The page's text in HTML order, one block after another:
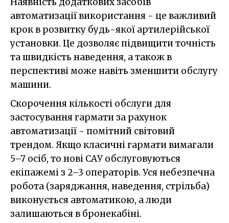
Наявність додаткових засобів
автоматизації використання - це важливий
крок в розвитку будь-якої артилерійської
установки. Це дозволяє підвищити точність
та швидкість наведення, а також в
перспективі може навіть зменшити обслугу
машини.
Скорочення кількості обслуги для
застосування гармати за рахунок
автоматизації - помітний світовий
трендом. Якщо класичні гармати вимагали
5–7 осіб, то нові САУ обслуговуються
екіпажемі з 2–3 операторів. Уся небезпечна
робота (заряджання, наведення, стрільба)
виконується автоматикою, а люди
залишаються в бронекабіні.